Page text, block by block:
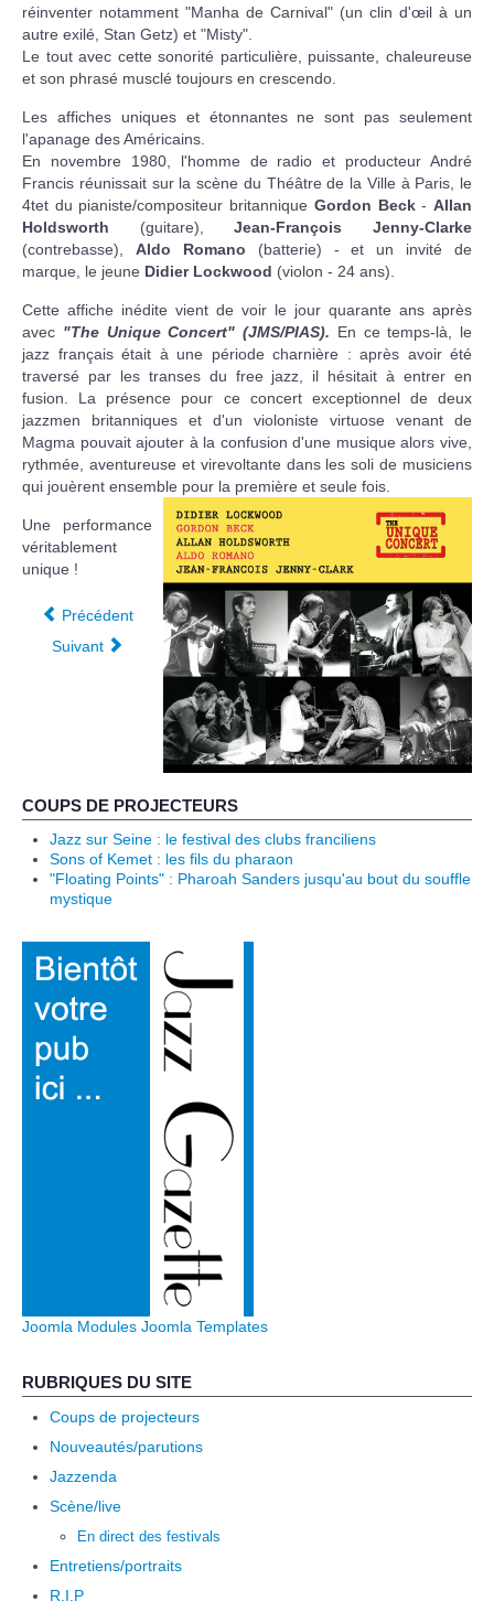
réinventer notamment "Manha de Carnival" (un clin d'œil à un
autre exilé, Stan Getz) et "Misty".
Le tout avec cette sonorité particulière, puissante, chaleureuse
et son phrasé musclé toujours en crescendo.
Les affiches uniques et étonnantes ne sont pas seulement
l'apanage des Américains.
En novembre 1980, l'homme de radio et producteur André
Francis réunissait sur la scène du Théâtre de la Ville à Paris, le
4tet du pianiste/compositeur britannique Gordon Beck-Allan
Holdsworth (guitare),Jean-François Jenny-Clarke
(contrebasse), Aldo Romano (batterie) - et un invité de
marque, le jeune Didier Lockwood (violon - 24 ans).
Cette affiche inédite vient de voir le jour quarante ans après
avec "The Unique Concert" (JMS/PIAS). En ce temps-là, le
jazz français était à une période charnière : après avoir été
traversé par les transes du free jazz, il hésitait à entrer en
fusion. La présence pour ce concert exceptionnel de deux
jazzmen britanniques et d'un violoniste virtuose venant de
Magma pouvait ajouter à la confusion d'une musique alors vive,
rythmée, aventureuse et virevoltante dans les soli de musiciens
qui jouèrent ensemble pour la première et seule fois.
Une performance
véritablement
unique !
Précédent
Suivant
COUPS DE PROJECTEURS
Jazz sur Seine : le festival des clubs franciliens
Sons of Kemet : les fils du pharaon
"Floating Points" : Pharoah Sanders jusqu'au bout du souffle
mystique
Joomla Modules Joomla Templates
RUBRIQUES DU SITE
Coups de projecteurs
Nouveautés/parutions
Jazzenda
Scène/live
En direct des festivals
Entretiens/portraits
R.I.P